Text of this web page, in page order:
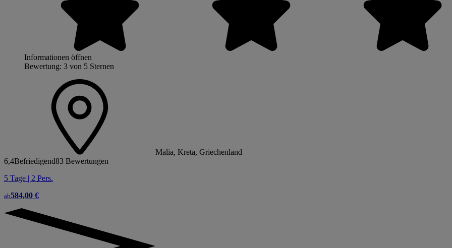
Informationen öffnen
Bewertung: 3 von 5 Sternen
Malia, Kreta, Griechenland
6,4Befriedigend83 Bewertungen
5 Tage | 2 Pers.
ab584,00 €